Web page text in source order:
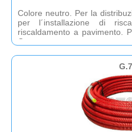
Colore neutro. Per la
per l´installazione di
riscaldamento a pavimento.
C.